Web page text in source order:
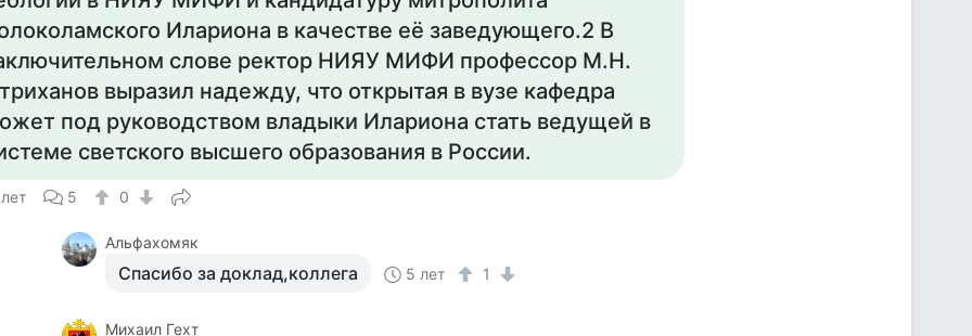
Илариона в качестве её заведующего.2 В
слове ректор НИЯУ МИФИ профессор М.Н.
выразил надежду, что открытая в вузе кафедра
под руководством владыки Илариона стать ведущей в
светского высшего образования в России.
5 0
Альфахомяк
Спасибо за доклад,коллега 5 лет 1
Михаил Гехт